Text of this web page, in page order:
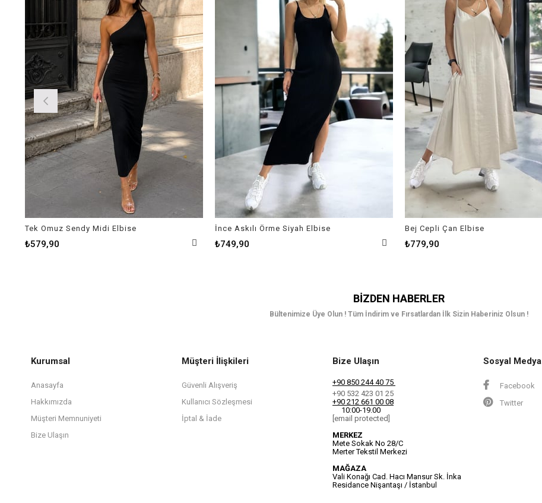
Tek Omuz Sendy Midi Elbise
₺579,90
İnce Askılı Örme Siyah Elbise
₺749,90
Bej Cepli Çan Elbise
₺779,90
BIZDEN HABERLER
Bültenimize Üye Olun ! Tüm İndirim ve Fırsatlardan İlk Sizin Haberiniz Olsun !
Kurumsal
Anasayfa
Hakkımızda
Müşteri Memnuniyeti
Bize Ulaşın
Müşteri İlişkileri
Güvenli Alışveriş
Kullanıcı Sözleşmesi
İptal & İade
Bize Ulaşın
+90 850 244 40 75
+90 532 423 01 25
+90 212 661 00 08
10:00-19.00
[email protected]
MERKEZ
Mete Sokak No 28/C
Merter Tekstil Merkezi
MAĞAZA
Vali Konağı Cad. Hacı Mansur Sk. İnka
Residance Nişantaşı / İstanbul
Sosyal Medya
Facebook
Twitter